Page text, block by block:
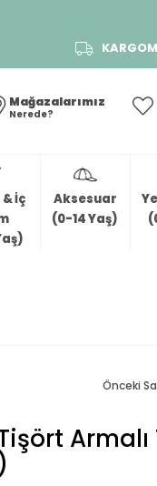
Mağazalarımız
Nerede?
İç
Aksesuar
(0-14 Yaş)
Önceki
Armalı